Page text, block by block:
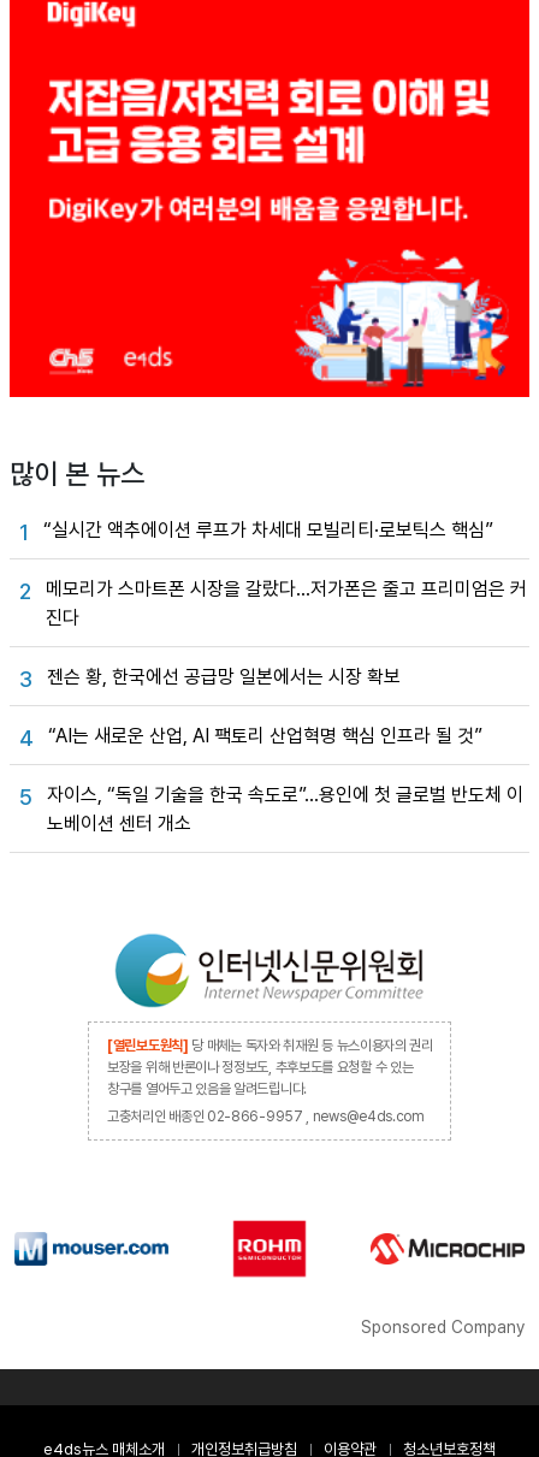
많이 본 뉴스
1 “실시간 액추에이션 루프가 차세대 모빌리티·로보틱스 핵심”
2
메모리가 스마트폰 시장을 갈랐다…저가폰은 줄고 프리미엄은 커
진다
3 젠슨 황, 한국에선 공급망 일본에서는 시장 확보
4 “AI는 새로운 산업, AI 팩토리 산업혁명 핵심 인프라 될 것”
5
자이스, “독일 기술을 한국 속도로”…용인에 첫 글로벌 반도체 이
노베이션 센터 개소
[열린보도원칙] 당 매체는 독자와 취재원 등 뉴스이용자의 권리
보장을 위해 반론이나 정정보도, 추후보도를 요청할 수 있는
창구를 열어두고 있음을 알려드립니다.
고충처리인 배종인 02-866-9957 , news@e4ds.com
Sponsored Company
e4ds뉴스 매체소개 개인정보취급방침 이용약관 청소년보호정책